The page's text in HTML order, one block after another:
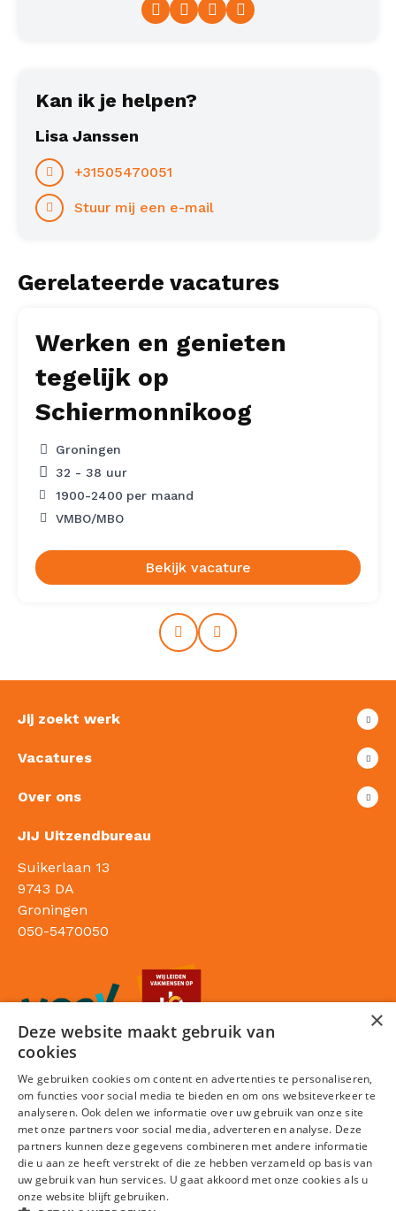
Facebook
TwitterLinkedIn
Kan ik je helpen?
Lisa Janssen
+31505470051
Stuur mij een e-mail
Gerelateerde vacatures
Werken en genieten
tegelijk op
Schiermonnikoog
Groningen
32 - 38 uur
1900-2400 per maand
VMBO/MBO
Bekijk vacature
Prev Next
Jij zoekt werk
Vacatures
Over ons
JIJ Uitzendbureau
Suikerlaan 13
9743 DA
Groningen
050-5470050
Sitemap
Privacy statement
×
Deze website maakt gebruik van
cookies
We gebruiken cookies om content en advertenties te personaliseren,
om functies voor social media te bieden en om ons websiteverkeer te
analyseren. Ook delen we informatie over uw gebruik van onze site
met onze partners voor social media, adverteren en analyse. Deze
partners kunnen deze gegevens combineren met andere informatie
die u aan ze heeft verstrekt of die ze hebben verzameld op basis van
uw gebruik van hun services. U gaat akkoord met onze cookies als u
onze website blijft gebruiken.